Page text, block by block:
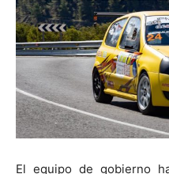
El equipo de gobierno